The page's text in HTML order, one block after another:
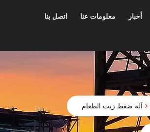
أخبار معلومات عنا اتصل بنا
آلة ضغط زيت الطعام